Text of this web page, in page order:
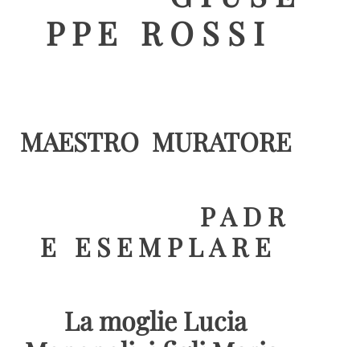
P P E R O S S I
MAESTRO MURATORE
P A D R
E E S E M P L A R E
La moglie Lucia